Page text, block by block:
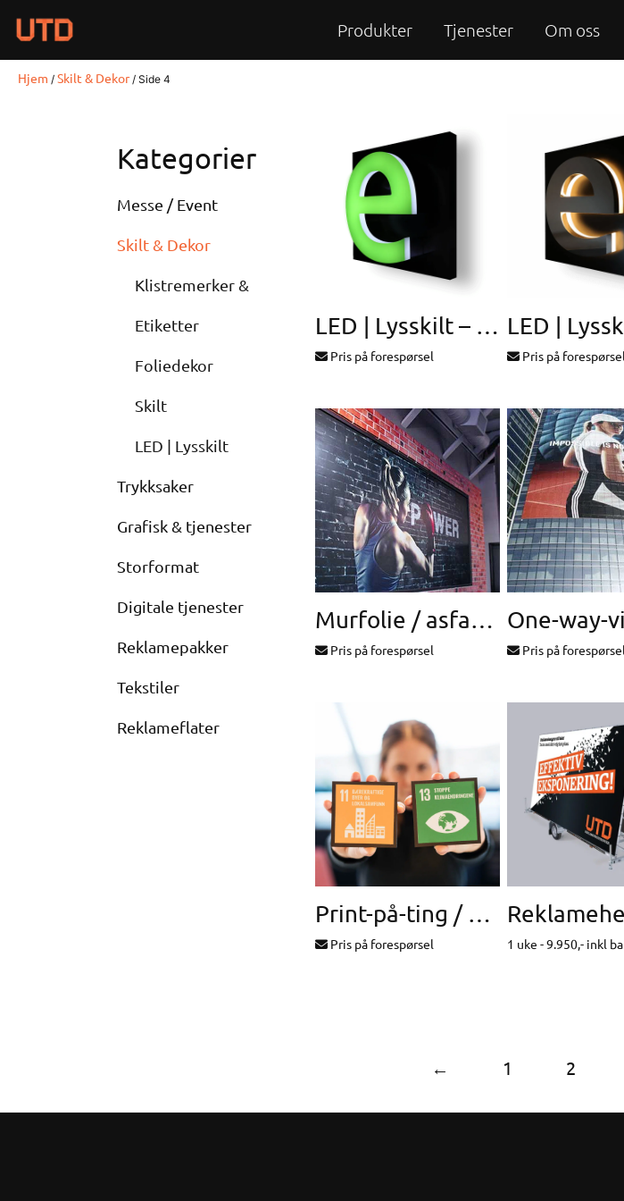
Produkter Tjenester Om oss
Hjem / Skilt & Dekor/ Side 4
Kategorier
Messe / Event
Skilt & Dekor
Klistremerker &
Etiketter
Foliedekor
Skilt
LED | Lysskilt
Trykksaker
Grafisk & tjenester
Storformat
Digitale tjenester
Reklamepakker
Tekstiler
Reklameflater
LED | Lysskilt – profil 8
Pris på forespørsel Pris på forespørsel
Murfolie / asfaltfolie
Pris på forespørsel Pris på forespørsel
Print-på-ting / direkteprint
Pris på forespørsel 1 uke - 9.950,- inkl
← 1 2